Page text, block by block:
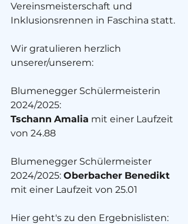
Vereinsmeisterschaft und
Inklusionsrennen in Faschina statt.
Wir gratulieren herzlich
unserer/unserem:
Blumenegger Schülermeisterin
2024/2025:
Tschann Amalia mit einer Laufzeit
von 24.88
Blumenegger Schülermeister
2024/2025: Oberbacher Benedikt
mit einer Laufzeit von 25.01
Hier geht's zu den Ergebnislisten: